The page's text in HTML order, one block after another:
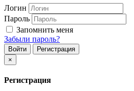
Логин
Пароль
Запомнить меня
Забыли пароль?
Войти
Регистрация
×
Регистрация